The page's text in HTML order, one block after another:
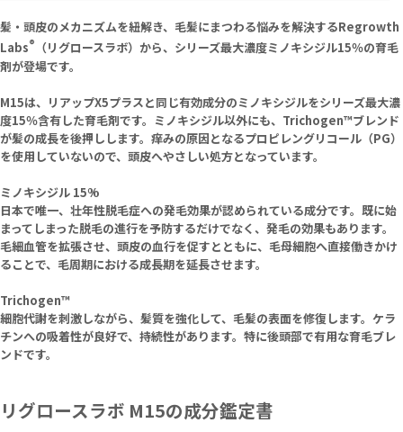
髪・頭皮のメカニズムを紐解き、毛髪にまつわる悩みを解決するRegrowth
Labs® （リグロースラボ）から、シリーズ最大濃度ミノキシジル15％の育毛
剤が登場です。
M15は、リアップX5プラスと同じ有効成分のミノキシジルをシリーズ最大濃
度15％含有した育毛剤です。ミノキシジル以外にも、Trichogen™ブレンド
が髪の成長を後押しします。痒みの原因となるプロピレングリコール（PG）
を使用していないので、頭皮へやさしい処方となっています。
ミノキシジル 15%
日本で唯一、壮年性脱毛症への発毛効果が認められている成分です。既に始
まってしまった脱毛の進行を予防するだけでなく、発毛の効果もあります。
毛細血管を拡張させ、頭皮の血行を促すとともに、毛母細胞へ直接働きかけ
ることで、毛周期における成長期を延長させます。
Trichogen™
細胞代謝を刺激しながら、髪質を強化して、毛髪の表面を修復します。ケラ
チンへの吸着性が良好で、持続性があります。特に後頭部で有用な育毛ブレ
ンドです。
リグロースラボ M15の成分鑑定書